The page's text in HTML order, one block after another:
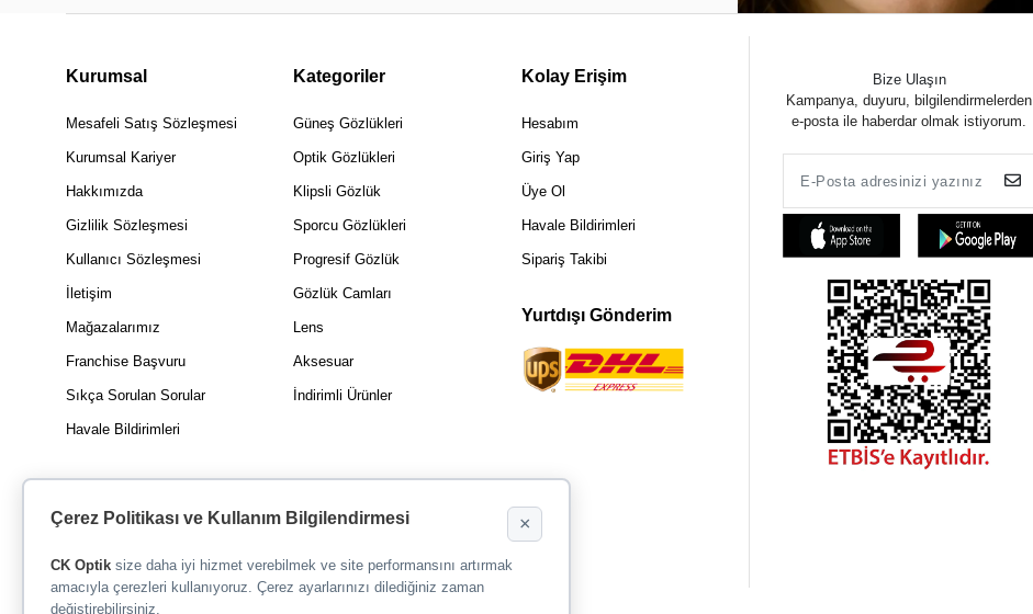
Kurumsal
Mesafeli Satış Sözleşmesi
Kurumsal Kariyer
Hakkımızda
Gizlilik Sözleşmesi
Kullanıcı Sözleşmesi
İletişim
Mağazalarımız
Franchise Başvuru
Sıkça Sorulan Sorular
Havale Bildirimleri
Kategoriler
Güneş Gözlükleri
Optik Gözlükleri
Klipsli Gözlük
Sporcu Gözlükleri
Progresif Gözlük
Gözlük Camları
Lens
Aksesuar
İndirimli Ürünler
Kolay Erişim
Hesabım
Giriş Yap
Üye Ol
Havale Bildirimleri
Sipariş Takibi
Yurtdışı Gönderim
Bize Ulaşın
Kampanya, duyuru, bilgilendirmelerden
e-posta ile haberdar olmak istiyorum.
Çerez Politikası ve Kullanım Bilgilendirmesi ×
CK Optik size daha iyi hizmet verebilmek ve site performansını artırmak
amacıyla çerezleri kullanıyoruz. Çerez ayarlarınızı dilediğiniz zaman
değiştirebilirsiniz.